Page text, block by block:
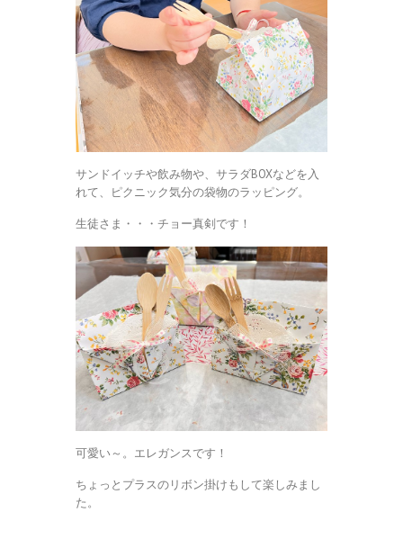
サンドイッチや飲み物や、サラダBOXなどを入
れて、ピクニック気分の袋物のラッピング。
生徒さま・・・チョー真剣です！
可愛い～。エレガンスです！
ちょっとプラスのリボン掛けもして楽しみまし
た。